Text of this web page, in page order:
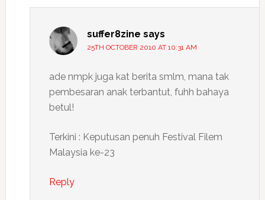
suffer8zine says
25TH OCTOBER 2010 AT 10:31 AM
ade nmpk juga kat berita smlm, mana tak
pembesaran anak terbantut, fuhh bahaya
betul!
Terkini : Keputusan penuh Festival Filem
Malaysia ke-23
Reply